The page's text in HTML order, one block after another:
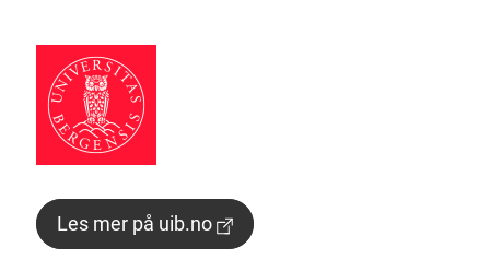
Les mer på uib.no